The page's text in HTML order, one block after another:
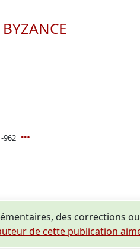
962
des corrections
de cette publication